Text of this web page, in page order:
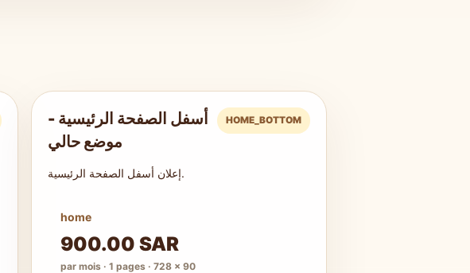
أسفل الصفحة الرئيسية -
موضع حالي
HOME_BOTTOM
إعلان أسفل الصفحة الرئيسية.
home
900.00 SAR
par mois · 1 pages · 728 × 90